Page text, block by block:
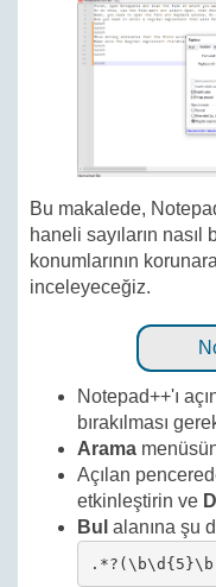
Bu makalede,
haneli sayıların nasıl
konumlarının
inceleyeceğiz.
Notepad++'ı
bırakılması
Arama
Açılan
etkinleştirin ve
Bul alanına şu